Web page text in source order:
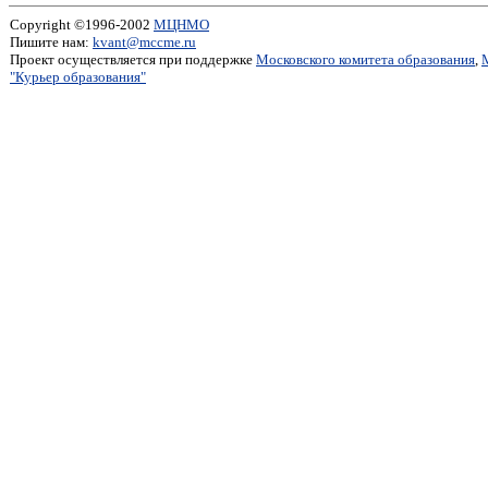
Copyright ©1996-2002 МЦНМО
Пишите нам: kvant@mccme.ru
Проект осуществляется при поддержке Московского комитета образования,
"Курьер образования"